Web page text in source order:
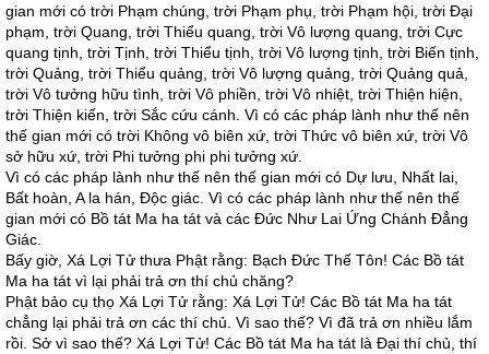
gian mới có trời Phạm chúng, trời Phạm phụ, trời Phạm hội, trời Đại
phạm, trời Quang, trời Thiểu quang, trời Vô lượng quang, trời Cực
quang tịnh, trời Tịnh, trời Thiểu tịnh, trời Vô lượng tịnh, trời Biến tịnh,
trời Quảng, trời Thiểu quảng, trời Vô lượng quảng, trời Quảng quả,
trời Vô tưởng hữu tình, trời Vô phiền, trời Vô nhiệt, trời Thiện hiện,
trời Thiện kiến, trời Sắc cứu cánh. Vì có các pháp lành như thế nên
thế gian mới có trời Không vô biên xứ, trời Thức vô biên xứ, trời Vô
sở hữu xứ, trời Phi tưởng phi phi tưởng xứ.
Vì có các pháp lành như thế nên thế gian mới có Dự lưu, Nhất lai,
Bất hoàn, A la hán, Độc giác. Vì có các pháp lành như thế nên thế
gian mới có Bồ tát Ma ha tát và các Đức Như Lai Ứng Chánh Đẳng
Giác.
Bấy giờ, Xá Lợi Tử thưa Phật rằng: Bạch Đức Thế Tôn! Các Bồ tát
Ma ha tát vì lại phải trả ơn thí chủ chăng?
Phật bảo cụ thọ Xá Lợi Tử rằng: Xá Lợi Tử! Các Bồ tát Ma ha tát
chẳng lại phải trả ơn các thí chủ. Vì sao thế? Vì đã trả ơn nhiều lắm
rồi. Sở vì sao thế? Xá Lợi Tử! Các Bồ tát Ma ha tát là Đại thí chủ, thí